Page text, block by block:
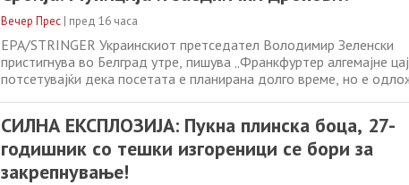
Вечер Прес | пред 16 часа
EPA/STRINGER Украинскиот претседател Володимир Зеленски
пристигнува во Белград утре, пишува „Франкфуртер алгемајне
потсетувајќи дека посетата е планирана долго време, но е
пишува весникот, а пренесе „
СИЛНА ЕКСПЛОЗИЈА: Пукна плинска боца, 27-
годишник со тешки изгореници се бори за
закрепнување!